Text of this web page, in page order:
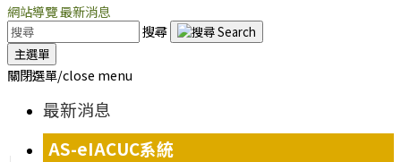
網站導覽最新消息
搜尋
主選單
關閉選單/close menu
最新消息
AS-eIACUC系統